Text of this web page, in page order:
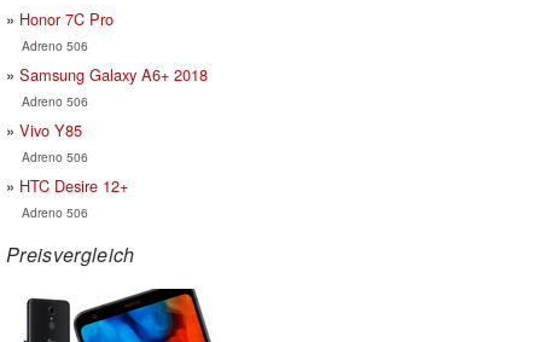
Honor 7C Pro
Adreno 506
Samsung Galaxy A6+ 2018
Adreno 506
Vivo Y85
Adreno 506
HTC Desire 12+
Adreno 506
Preisvergleich